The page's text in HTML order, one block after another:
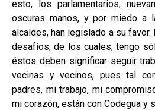
esto, los parlamentarios,
oscuras manos, y por miedo a
alcaldes, han legislado a su favor.
desafíos, de los cuales, tengo
éstos deben significar seguir
vecinas y vecinos, pues tal
padres, mi trabajo, mi
mi corazón, están con Codegua y